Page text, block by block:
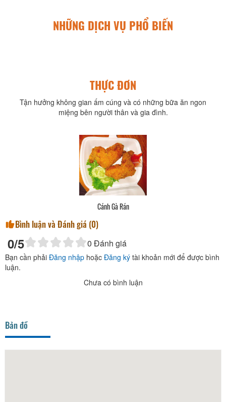
NHỮNG DỊCH VỤ PHỔ BIẾN
THỰC ĐƠN
Tận hưởng không gian ấm cúng và có những bữa ăn ngon
miệng bên người thân và gia đình.
Cánh Gà Rán
Bình luận và Đánh giá (0)
0/5 0 Đánh giá
Bạn cần phải Đăng nhập hoặc Đăng ký tài khoản mới để được bình
luận.
Chưa có bình luận
Bản đồ